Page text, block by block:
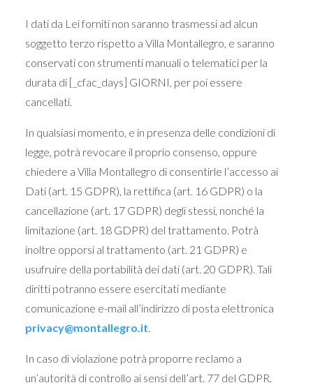
I dati da Lei forniti non saranno trasmessi ad alcun
soggetto terzo rispetto a Villa Montallegro, e saranno
conservati con strumenti manuali o telematici per la
durata di [_cfac_days] GIORNI, per poi essere
cancellati.
In qualsiasi momento, e in presenza delle condizioni di
legge, potrà revocare il proprio consenso, oppure
chiedere a Villa Montallegro di consentirle l’accesso ai
Dati (art. 15 GDPR), la rettifica (art. 16 GDPR) o la
cancellazione (art. 17 GDPR) degli stessi, nonché la
limitazione (art. 18 GDPR) del trattamento. Potrà
inoltre opporsi al trattamento (art. 21 GDPR) e
usufruire della portabilità dei dati (art. 20 GDPR). Tali
diritti potranno essere esercitati mediante
comunicazione e-mail all’indirizzo di posta elettronica
privacy@montallegro.it.
In caso di violazione potrà proporre reclamo a
un’autorità di controllo ai sensi dell’art. 77 del GDPR.